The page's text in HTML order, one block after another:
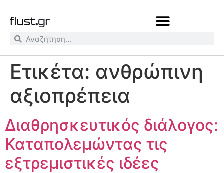
Ετικέτα: ανθρώπινη
αξιοπρέπεια
Διαθρησκευτικός διάλογος:
Καταπολεμώντας τις
εξτρεμιστικές ιδέες